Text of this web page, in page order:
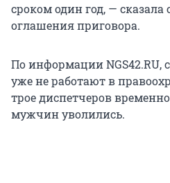
сроком один год, — сказала
оглашения приговора.
По информации NGS42.RU,
уже не работают в
трое диспетчеров
мужчин уволились.